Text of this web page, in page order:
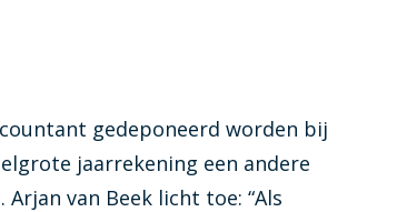
gedeponeerd worden bij
jaarrekening een andere
van Beek licht toe: “Als